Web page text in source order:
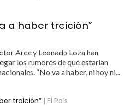
a haber traición”
Arce y Leonado Loza han
los rumores de que estarían
“No va a haber, ni hoy ni...
traición” | El País